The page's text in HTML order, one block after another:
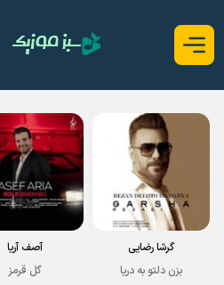
گرشا رضایی
بزن دلتو به دریا
آصف آریا
گل قرمز